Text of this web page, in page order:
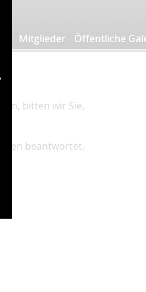
Mitglieder Öffentliche
bitten wir Sie,
beantwortet.